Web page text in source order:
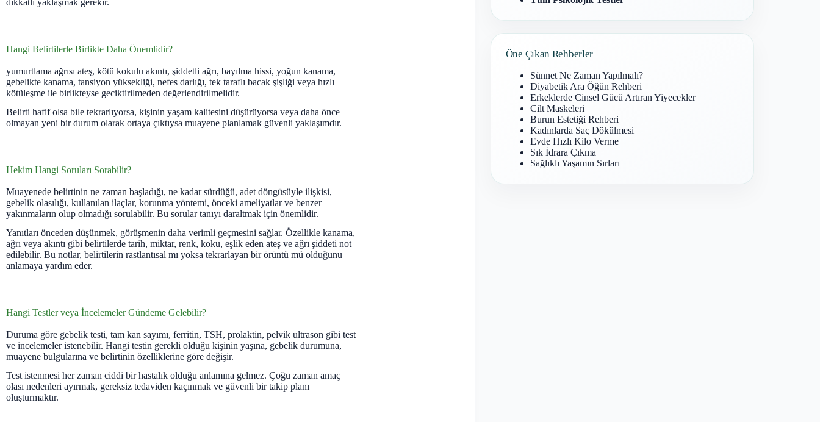
dikkatli yaklaşmak gerekir.
Hangi Belirtilerle Birlikte Daha Önemlidir?
yumurtlama ağrısı ateş, kötü kokulu akıntı, şiddetli ağrı, bayılma hissi, yoğun kanama,
gebelikte kanama, tansiyon yüksekliği, nefes darlığı, tek taraflı bacak şişliği veya hızlı
kötüleşme ile birlikteyse geciktirilmeden değerlendirilmelidir.
Belirti hafif olsa bile tekrarlıyorsa, kişinin yaşam kalitesini düşürüyorsa veya daha önce
olmayan yeni bir durum olarak ortaya çıktıysa muayene planlamak güvenli yaklaşımdır.
Hekim Hangi Soruları Sorabilir?
Muayenede belirtinin ne zaman başladığı, ne kadar sürdüğü, adet döngüsüyle ilişkisi,
gebelik olasılığı, kullanılan ilaçlar, korunma yöntemi, önceki ameliyatlar ve benzer
yakınmaların olup olmadığı sorulabilir. Bu sorular tanıyı daraltmak için önemlidir.
Yanıtları önceden düşünmek, görüşmenin daha verimli geçmesini sağlar. Özellikle kanama,
ağrı veya akıntı gibi belirtilerde tarih, miktar, renk, koku, eşlik eden ateş ve ağrı şiddeti not
edilebilir. Bu notlar, belirtilerin rastlantısal mı yoksa tekrarlayan bir örüntü mü olduğunu
anlamaya yardım eder.
Hangi Testler veya İncelemeler Gündeme Gelebilir?
Duruma göre gebelik testi, tam kan sayımı, ferritin, TSH, prolaktin, pelvik ultrason gibi test
ve incelemeler istenebilir. Hangi testin gerekli olduğu kişinin yaşına, gebelik durumuna,
muayene bulgularına ve belirtinin özelliklerine göre değişir.
Test istenmesi her zaman ciddi bir hastalık olduğu anlamına gelmez. Çoğu zaman amaç
olası nedenleri ayırmak, gereksiz tedaviden kaçınmak ve güvenli bir takip planı
oluşturmaktır.
Öne Çıkan Rehberler
Sünnet Ne Zaman Yapılmalı?
Diyabetik Ara Öğün Rehberi
Erkeklerde Cinsel Gücü Artıran Yiyecekler
Cilt Maskeleri
Burun Estetiği Rehberi
Kadınlarda Saç Dökülmesi
Evde Hızlı Kilo Verme
Sık İdrara Çıkma
Sağlıklı Yaşamın Sırları